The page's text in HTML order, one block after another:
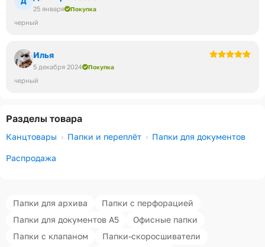
25 января Покупка
черный
Илья
5 декабря 2024 Покупка
черный
Разделы товара
Канцтовары Папки и переплёт Папки для документов
Распродажа
Папки для архива
Папки с перфорацией
Папки для документов А5
Офисные папки
Папки с клапаном
Папки-скоросшиватели